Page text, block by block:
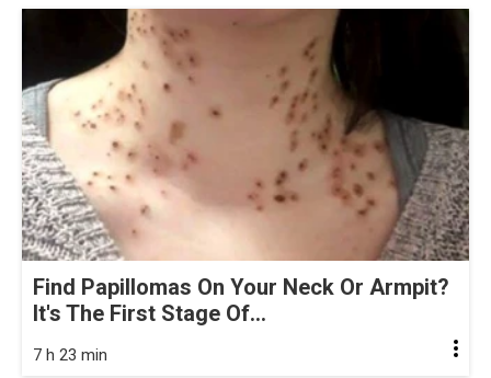
Find Papillomas On Your Neck Or Armpit?
It's The First Stage Of...
7 h 23 min